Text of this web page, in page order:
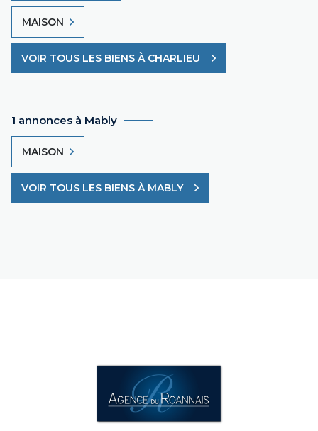
MAISON
VOIR TOUS LES BIENS À CHARLIEU
1 annonces à Mably
MAISON
VOIR TOUS LES BIENS À MABLY